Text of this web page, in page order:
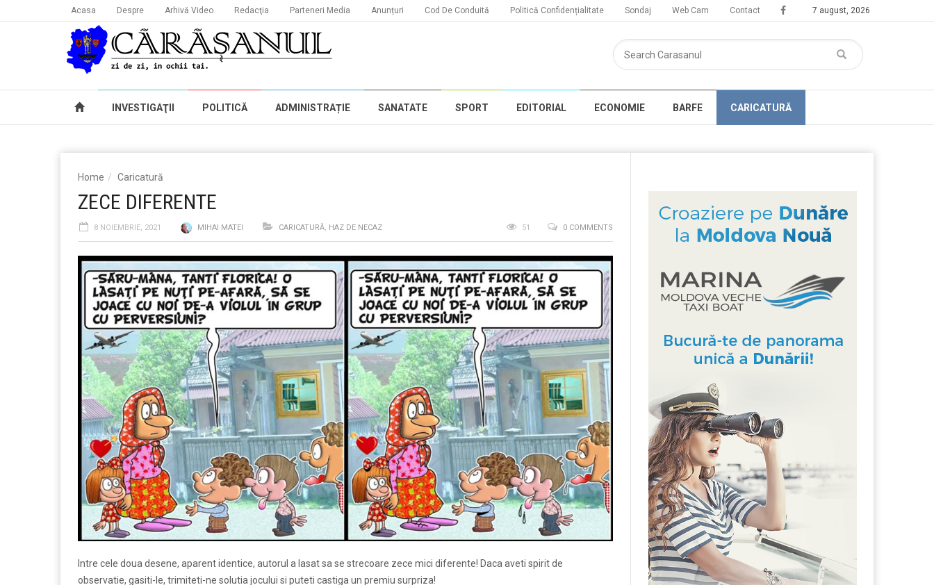
7 august, 2026
Acasa Despre Arhivă Video Redacţia Parteneri Media Anunțuri Cod De Conduită Politică Confidențialitate Sondaj Web Cam Contact
INVESTIGAŢII POLITICĂ ADMINISTRAȚIE SANATATE SPORT EDITORIAL ECONOMIE BARFE CARICATURĂ
Home Caricatură
ZECE DIFERENTE
8 NOIEMBRIE, 2021 MIHAI MATEI CARICATURĂ, HAZ DE NECAZ 0 COMMENTS
51
Intre cele doua desene, aparent identice, autorul a lasat sa se strecoare zece mici diferente! Daca aveti spirit de
observatie, gasiti-le, trimiteti-ne solutia jocului si puteti castiga un premiu surpriza!